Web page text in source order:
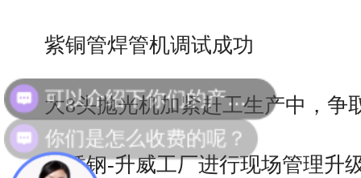
紫铜管焊管机调试成功
大8头抛光机加紧赶工生产中，
管锈钢-升威工厂进行现场管理升
你们是怎么收费的呢？